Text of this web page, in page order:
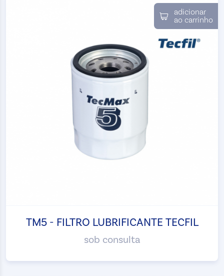
adicionar
ao carrinho
TM5 - FILTRO LUBRIFICANTE TECFIL
sob consulta